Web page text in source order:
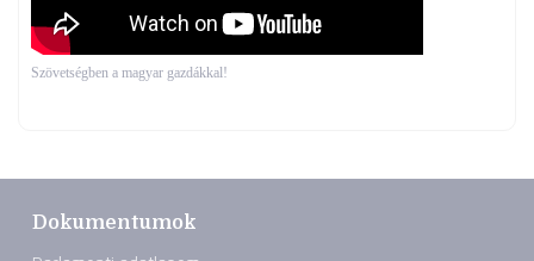
Szövetségben a magyar gazdákkal!
Dokumentumok